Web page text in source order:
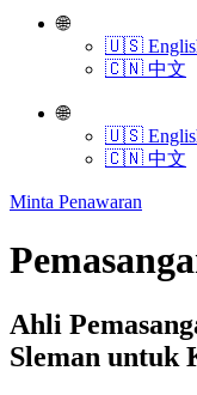
🌐
🇺🇸
🇨🇳 中文
🌐
🇺🇸
🇨🇳 中文
Minta Penawaran
Ahli
Sleman untuk